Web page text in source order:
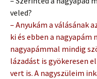
veled?
– Anyukám a válásának
ki és ebben a
nagyapámmal mindig
lázadást is gyökeresen
vert is. A nagyszüleim